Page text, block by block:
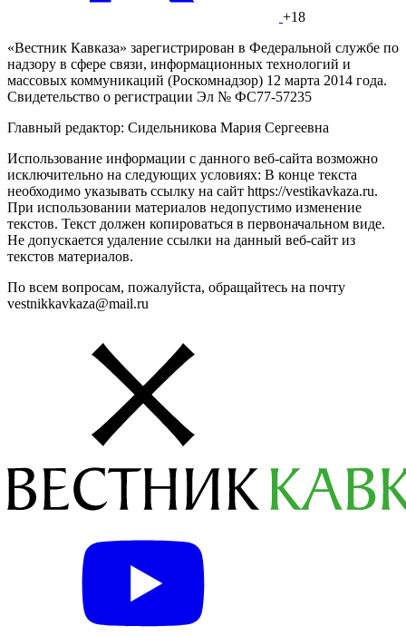
+18
«Вестник Кавказа» зарегистрирован в Федеральной службе по
надзору в сфере связи, информационных технологий и
массовых коммуникаций (Роскомнадзор) 12 марта 2014 года.
Свидетельство о регистрации Эл № ФС77-57235
Главный редактор: Сидельникова Мария Сергеевна
Использование информации с данного веб-сайта возможно
исключительно на следующих условиях: В конце текста
необходимо указывать ссылку на сайт https://vestikavkaza.ru.
При использовании материалов недопустимо изменение
текстов. Текст должен копироваться в первоначальном виде.
Не допускается удаление ссылки на данный веб-сайт из
текстов материалов.
По всем вопросам, пожалуйста, обращайтесь на почту
vestnikkavkaza@mail.ru